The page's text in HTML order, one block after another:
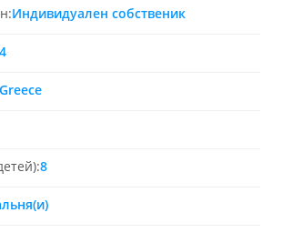
Индивидуален собственик
8